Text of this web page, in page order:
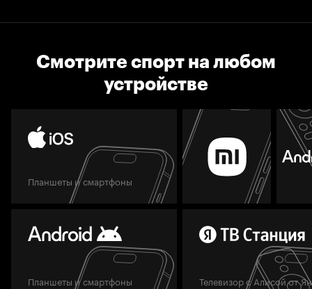
Смотрите спорт на любом
устройстве
Планшеты и смартфоны
Планшеты и смартфоны Телевизор с Алисой от